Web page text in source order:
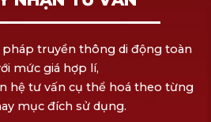
pháp truyền thông di động toàn
mức giá hợp lí,
hệ tư vấn cụ thể hoá theo từng
mục đích sử dụng.